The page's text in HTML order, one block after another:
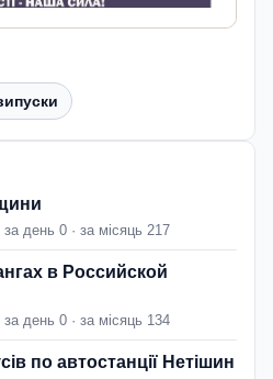
за день 0 · за місяць 217
в Российской
за день 0 · за місяць 134
по автостанції Нетішин